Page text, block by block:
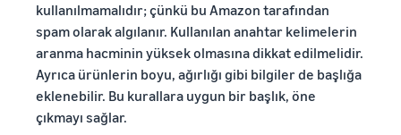
kullanılmamalıdır; çünkü bu Amazon tarafından
spam olarak algılanır. Kullanılan anahtar kelimelerin
aranma hacminin yüksek olmasına dikkat edilmelidir.
Ayrıca ürünlerin boyu, ağırlığı gibi bilgiler de başlığa
eklenebilir. Bu kurallara uygun bir başlık, öne
çıkmayı sağlar.